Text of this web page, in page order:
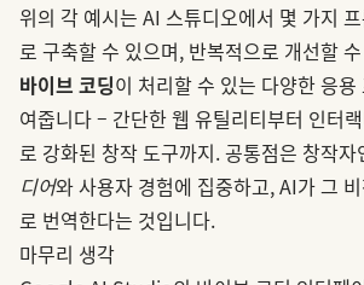
위의 각 예시는 AI 스튜디오에서 몇 가지
로 구축할 수 있으며, 반복적으로 개선할
바이브 코딩이 처리할 수 있는 다양한 응
여줍니다 – 간단한 웹 유틸리티부터 인터
로 강화된 창작 도구까지. 공통점은 창작자
디어와 사용자 경험에 집중하고, AI가 그
로 번역한다는 것입니다.
마무리 생각